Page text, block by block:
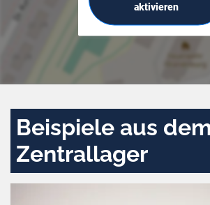
aktivieren
Beispiele aus dem
Zentrallager